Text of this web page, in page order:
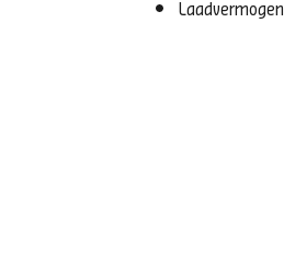
Laadvermogen